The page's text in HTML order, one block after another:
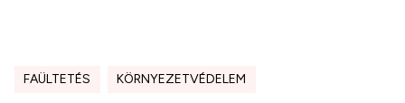
FAÜLTETÉS KÖRNYEZETVÉDELEM